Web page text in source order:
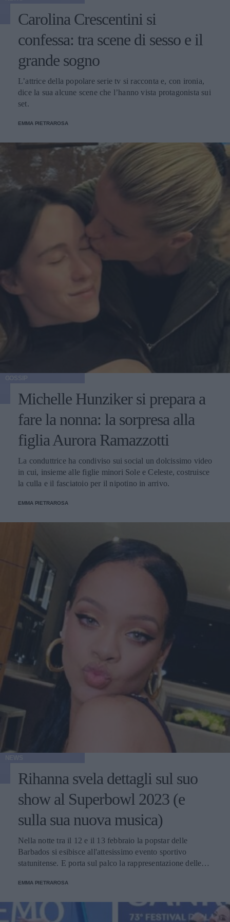
Carolina Crescentini si
confessa: tra scene di sesso e il
grande sogno
L’attrice della popolare serie tv si racconta e, con ironia,
dice la sua alcune scene che l’hanno vista protagonista sui
set.
EMMA PIETRAROSA
Michelle Hunziker si prepara a
fare la nonna: la sorpresa alla
figlia Aurora Ramazzotti
La conduttrice ha condiviso sui social un dolcissimo video
in cui, insieme alle figlie minori Sole e Celeste, costruisce
la culla e il fasciatoio per il nipotino in arrivo.
EMMA PIETRAROSA
Rihanna svela dettagli sul suo
show al Superbowl 2023 (e
sulla sua nuova musica)
Nella notte tra il 12 e il 13 febbraio la popstar delle
Barbados si esibisce all'attesissimo evento sportivo
statunitense. E porta sul palco la rappresentazione delle
EMMA PIETRAROSA